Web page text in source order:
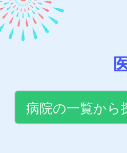
病院の一覧から